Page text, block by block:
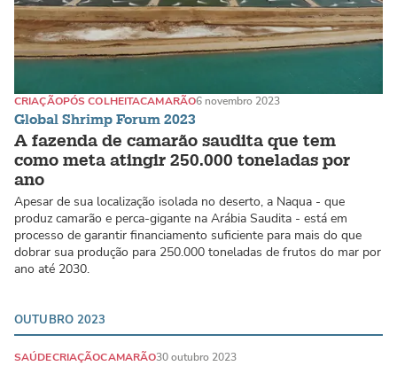
Global Shrimp Forum 2023
A fazenda de camarão saudita que tem
como meta atingir 250.000 toneladas por
ano
CRIAÇÃOPÓS COLHEITACAMARÃO6 novembro 2023
Apesar de sua localização isolada no deserto, a Naqua - que
produz camarão e perca-gigante na Arábia Saudita - está em
processo de garantir financiamento suficiente para mais do que
dobrar sua produção para 250.000 toneladas de frutos do mar por
ano até 2030.
OUTUBRO 2023
SAÚDECRIAÇÃOCAMARÃO30 outubro 2023